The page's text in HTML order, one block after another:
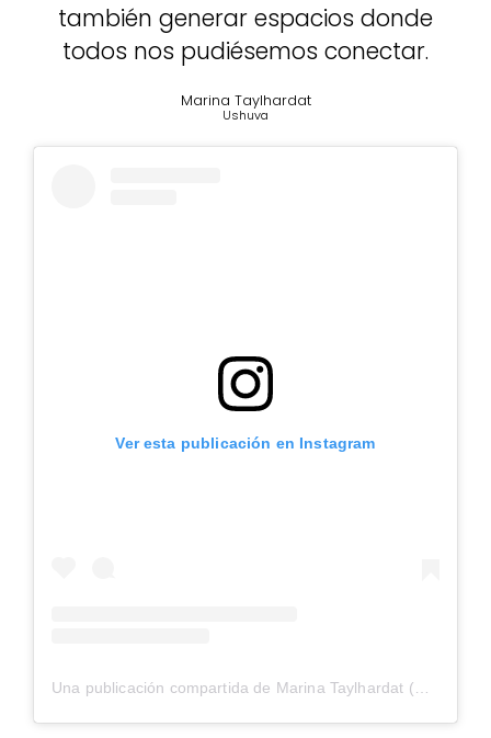
también generar espacios donde
todos nos pudiésemos conectar.
Marina Taylhardat
Ushuva
Ver esta publicación en Instagram